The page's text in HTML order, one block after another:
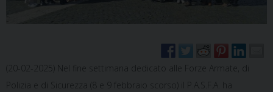
(20-02-2025) Nel fine settimana dedicato alle Forze Armate, di
Polizia e di Sicurezza (8 e 9 febbraio scorso) il P.A.S.F.A. ha